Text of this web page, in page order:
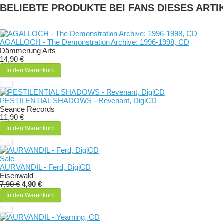
BELIEBTE PRODUKTE BEI FANS DIESES
AGALLOCH - The Demonstration Archive: 1996-1998, CD
Dämmerung Arts
14,90 €
In den Warenkorb
PESTILENTIAL SHADOWS - Revenant, DigiCD
Seance Records
11,90 €
In den Warenkorb
Sale
AURVANDIL - Ferd, DigiCD
Eisenwald
7,90 € 4,90 €
In den Warenkorb